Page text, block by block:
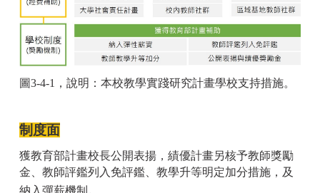
圖3-4-1，說明：本校教學實踐研究計畫學校支持措施。
制度面
獲教育部計畫校長公開表揚，績優計畫另核予教師獎勵
金、教師評鑑列入免評鑑、教學升等明定加分措施，及
納入彈薪機制。